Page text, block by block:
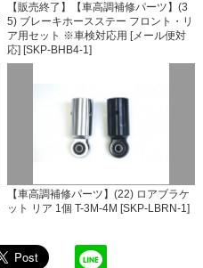
【販売終了】【車高調補修パーツ】(3
5) ブレーキホースステー フロント・リ
ア用セット ※車検対応用 [メール便対
応] [SKP-BHB4-1]
【車高調補修パーツ】(22) ロアブラケ
ット リア 1個 T-3M-4M [SKP-LBRN-1]